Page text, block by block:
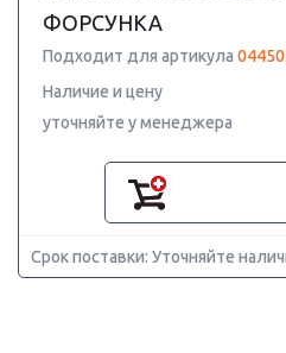
ФОРСУНКА
Подходит для артикула
Наличие и цену
уточняйте у менеджера
Срок поставки: Уточняйте